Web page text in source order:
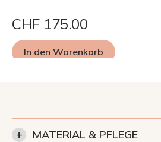
CHF 175.00
In den Warenkorb
+ MATERIAL & PFLEGE